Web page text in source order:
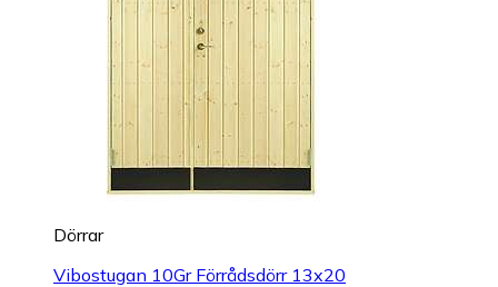
Dörrar
Vibostugan 10Gr Förrådsdörr 13x20